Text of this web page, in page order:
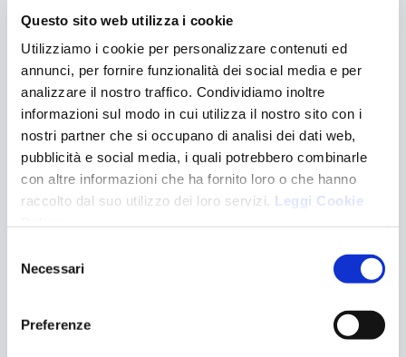
Questo sito web utilizza i cookie
Utilizziamo i cookie per personalizzare contenuti ed
annunci, per fornire funzionalità dei social media e per
analizzare il nostro traffico. Condividiamo inoltre
informazioni sul modo in cui utilizza il nostro sito con i
nostri partner che si occupano di analisi dei dati web,
pubblicità e social media, i quali potrebbero combinarle
con altre informazioni che ha fornito loro o che hanno
raccolto dal suo utilizzo dei loro servizi. Leggi Cookie
delNecessari
Preferenze
Facebook
Twitter
LinkedIn
WhatsApp
Condividi
CATEGORIE
Apparecchiature
Eventi
Ortodonzia